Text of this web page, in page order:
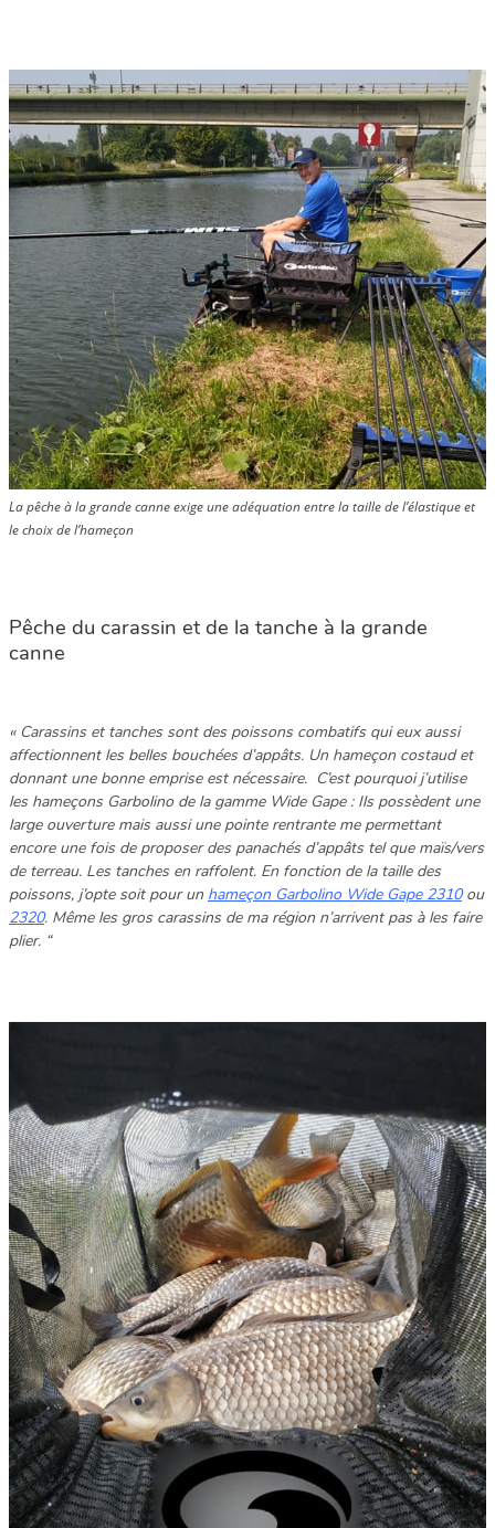
La pêche à la grande canne exige une adéquation entre la taille de l’élastique et
le choix de l’hameçon
Pêche du carassin et de la tanche à la grande
canne
« Carassins et tanches sont des poissons combatifs qui eux aussi
affectionnent les belles bouchées d’appâts. Un hameçon costaud et
donnant une bonne emprise est nécessaire. C’est pourquoi j’utilise
les hameçons Garbolino de la gamme Wide Gape : Ils possèdent une
large ouverture mais aussi une pointe rentrante me permettant
encore une fois de proposer des panachés d’appâts tel que maïs/vers
de terreau. Les tanches en raffolent. En fonction de la taille des
poissons, j’opte soit pour un hameçon Garbolino Wide Gape 2310ou
2320. Même les gros carassins de ma région n’arrivent pas à les faire
plier. “